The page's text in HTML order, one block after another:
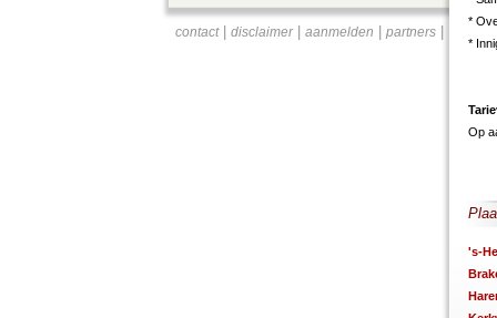
contact| disclaimer| aanmelden partners|
*
*
Op
's-